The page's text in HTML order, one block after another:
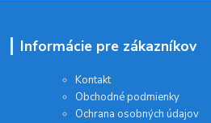
Informácie pre zákazníkov
Kontakt
Obchodné podmienky
Ochrana osobných údajov